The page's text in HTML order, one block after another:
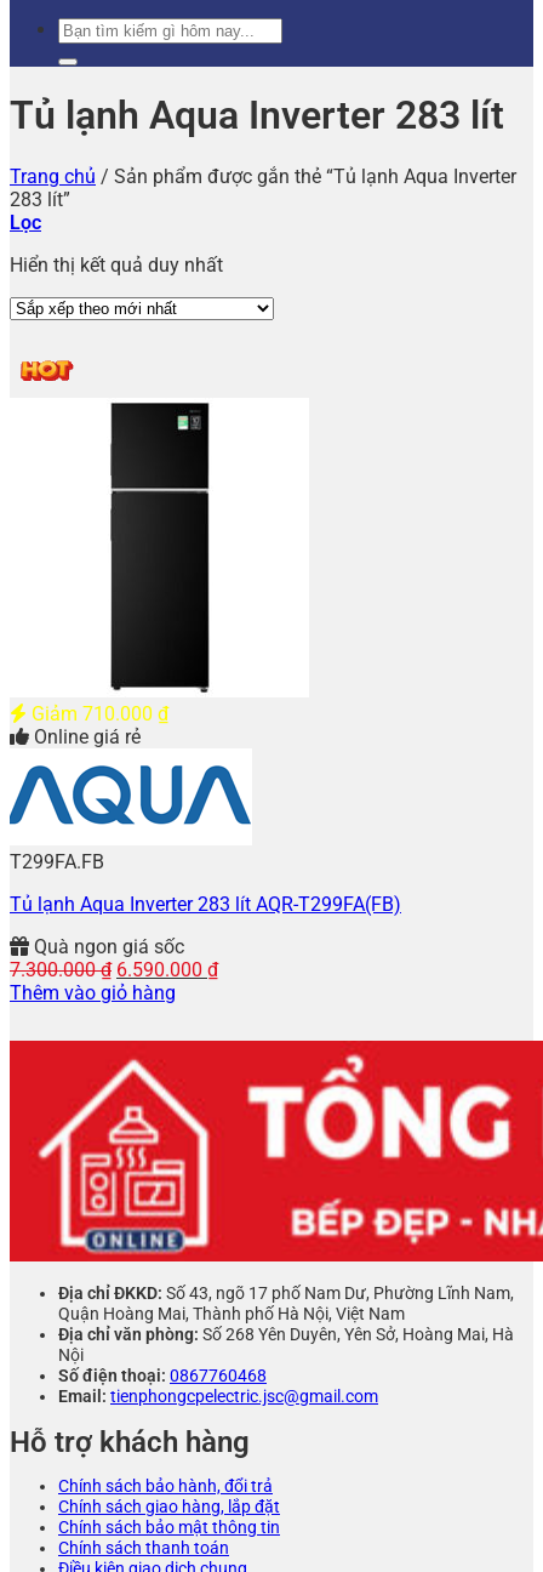
Tìm
kiếm:
Tủ lạnh Aqua Inverter 283 lít
Trang chủ / Sản phẩm được gắn thẻ “Tủ lạnh Aqua Inverter
283 lít”
Lọc
Hiển thị kết quả duy nhất
Giảm 710.000 ₫
Online giá rẻ
T299FA.FB
Tủ lạnh Aqua Inverter 283 lít AQR-T299FA(FB)
Quà ngon giá sốc
7.300.000₫ Giá
gốc
7.300.000 ₫.
6.590.000 ₫Giá
là:
Thêm vào giỏ hàng
Địa chỉ ĐKKD: Số 43, ngõ 17 phố Nam Dư, Phường Lĩnh Nam,
Quận Hoàng Mai, Thành phố Hà Nội, Việt Nam
Địa chỉ văn phòng: Số 268 Yên Duyên, Yên Sở, Hoàng Mai, Hà
Nội
Số điện thoại: 0867760468
Email: tienphongcpelectric.jsc@gmail.com
Hỗ trợ khách hàng
Chính sách bảo hành, đổi trả
Chính sách giao hàng, lắp đặt
Chính sách bảo mật thông tin
Chính sách thanh toán